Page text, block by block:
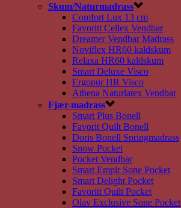
Skum/Naturmadrass
Comfort Lux 13 cm
Favoritt Cellex Vendbar
Dreamer Vendbar Madrass
Noviflex HR60 kaldskum
Relaxa HR60 kaldskum
Smart Deluxe Visco
Ergopur HR Visco
Athena Naturlatex Vendbar
Fjær-madrass
Smart Plus Bonell
Favorit Quilt Bonell
Doris Bonell Springmadrass
Snow Pocket
Pocket Vendbar
Smart Empir Sone Pocket
Smart Delight Pocket
Favoritt Quilt Pocket
Olav Exclusive Sone Pocket